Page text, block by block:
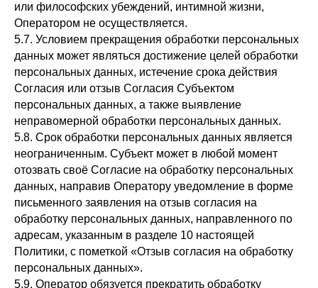
или философских убеждений, интимной жизни,
Оператором не осуществляется.
5.7. Условием прекращения обработки персональных
данных может являться достижение целей обработки
персональных данных, истечение срока действия
Согласия или отзыв Согласия Субъектом
персональных данных, а также выявление
неправомерной обработки персональных данных.
5.8. Срок обработки персональных данных является
неограниченным. Субъект может в любой момент
отозвать своё Согласие на обработку персональных
данных, направив Оператору уведомление в форме
письменного заявления на отзыв согласия на
обработку персональных данных, направленного по
адресам, указанным в разделе 10 настоящей
Политики, с пометкой «Отзыв согласия на обработку
персональных данных».
5.9. Оператор обязуется прекратить обработку